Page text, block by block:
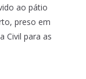
ao pátio
preso em
Civil para as